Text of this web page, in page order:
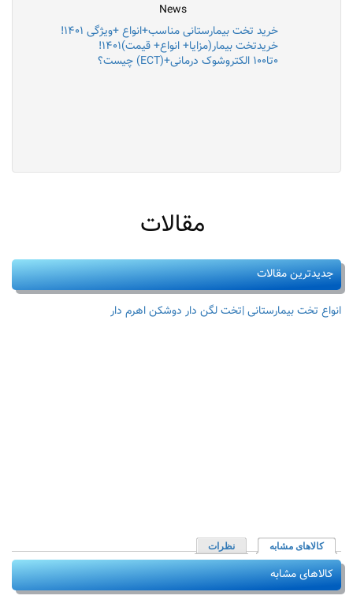
News
خرید تخت بیمارستانی مناسب+انواع +ویژگی ۱۴۰۱!
خریدتخت بیمار(مزایا+ انواع+ قیمت)۱۴۰۱!
۰تا۱۰۰ الکتروشوک درمانی+(ECT) چیست؟
مقالات
جدیدترین مقالات
انواع تخت بیمارستانی |تخت لگن دار دوشکن اهرم دار
کالاهای مشابه (لبه فعال)نظرات
کالاهای مشابه